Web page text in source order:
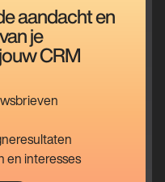
aandacht en
je
CRM
en interesses